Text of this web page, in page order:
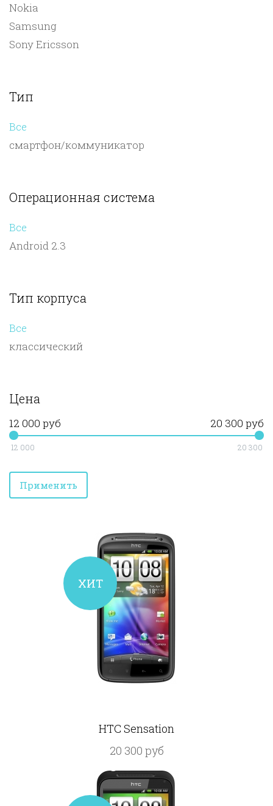
Nokia
Samsung
Sony Ericsson
Тип
Все
смартфон/коммуникатор
Операционная система
Все
Android 2.3
Тип корпуса
Все
классический
Цена
12 000 руб 20 300 руб
12 000 20 300
ХИТ
HTC Sensation
20 300 руб